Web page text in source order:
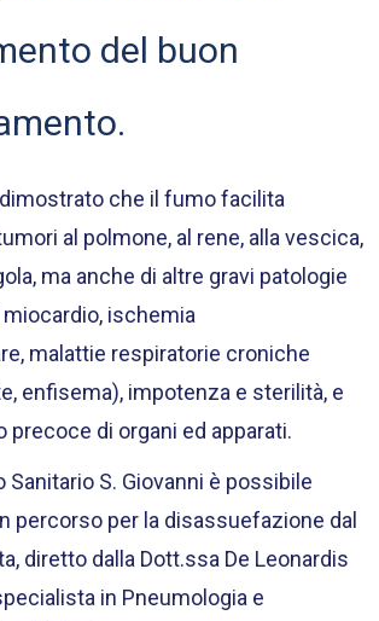
del buon
che il fumo facilita
al polmone, al rene, alla vescica,
ma anche di altre gravi patologie
ischemia
malattie respiratorie croniche
enfisema), impotenza e sterilità, e
precoce di organi ed apparati.
Sanitario S. Giovanni è possibile
percorso per la disassuefazione dal
diretto dalla Dott.ssa De Leonardis
in Pneumologia e